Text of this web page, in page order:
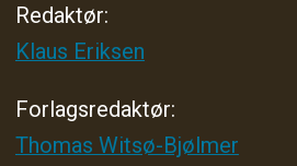
Redaktør:
Klaus Eriksen
Forlagsredaktør:
Thomas Witsø-Bjølmer